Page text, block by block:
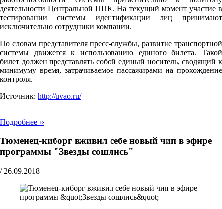
деятельности Центральной ППК. На текущий момент участие в
тестировании системы идентификации лиц принимают
исключительно сотрудники компании.
По словам представителя пресс-службы, развитие транспортной
системы движется к использованию единого билета. Такой
билет должен представлять собой единый носитель, сводящий к
минимуму время, затрачиваемое пассажирами на прохождение
контроля.
Источник: http://uvao.ru/
Подробнее ››
Тюменец-киборг вживил себе новый чип в эфире
программы "Звезды сошлись"
/ 26.09.2018